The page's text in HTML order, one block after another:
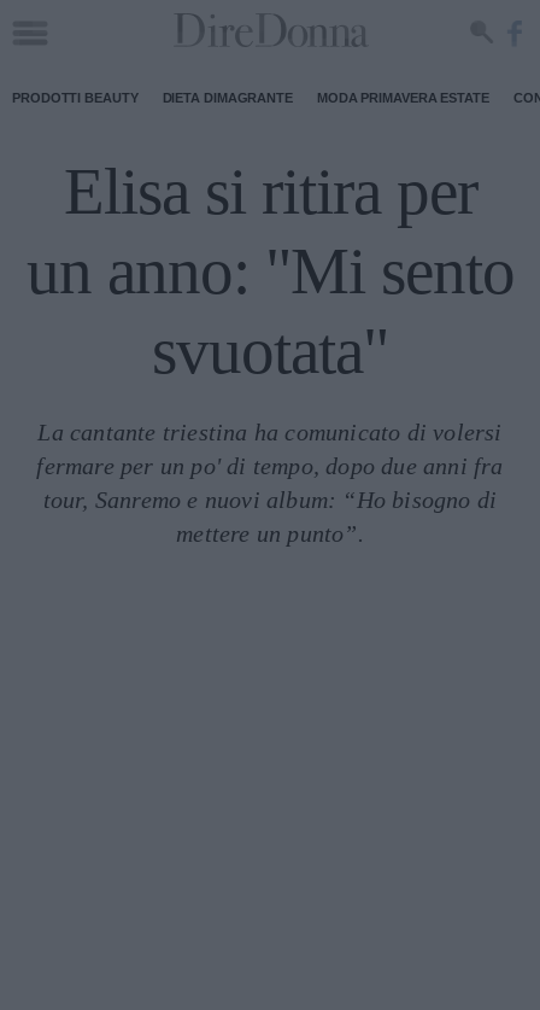
PRODOTTI BEAUTY DIETA DIMAGRANTE MODA PRIMAVERA ESTATE
Elisa si ritira per
un anno: "Mi sento
svuotata"
La cantante triestina ha comunicato di volersi
fermare per un po' di tempo, dopo due anni fra
tour, Sanremo e nuovi album: “Ho bisogno di
mettere un punto”.